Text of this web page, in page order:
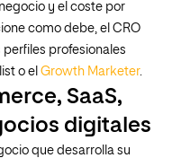
y el coste por
como debe, el CRO
profesionales
o el Growth Marketer.
SaaS,
digitales
que desarrolla su